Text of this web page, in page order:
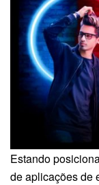
Estando
de aplicações de